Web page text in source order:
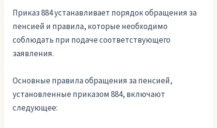
Приказ 884 устанавливает порядок обращения за
пенсией и правила, которые необходимо
соблюдать при подаче соответствующего
заявления.
Основные правила обращения за пенсией,
установленные приказом 884, включают
следующее: